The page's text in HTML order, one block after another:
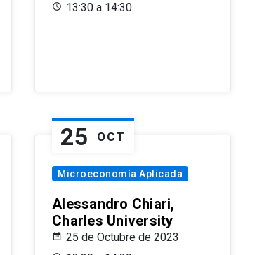
13:30 a 14:30
25 OCT
Microeconomía Aplicada
Alessandro Chiari,
Charles University
25 de Octubre de 2023